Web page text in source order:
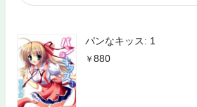
パンなキッス: 1
880